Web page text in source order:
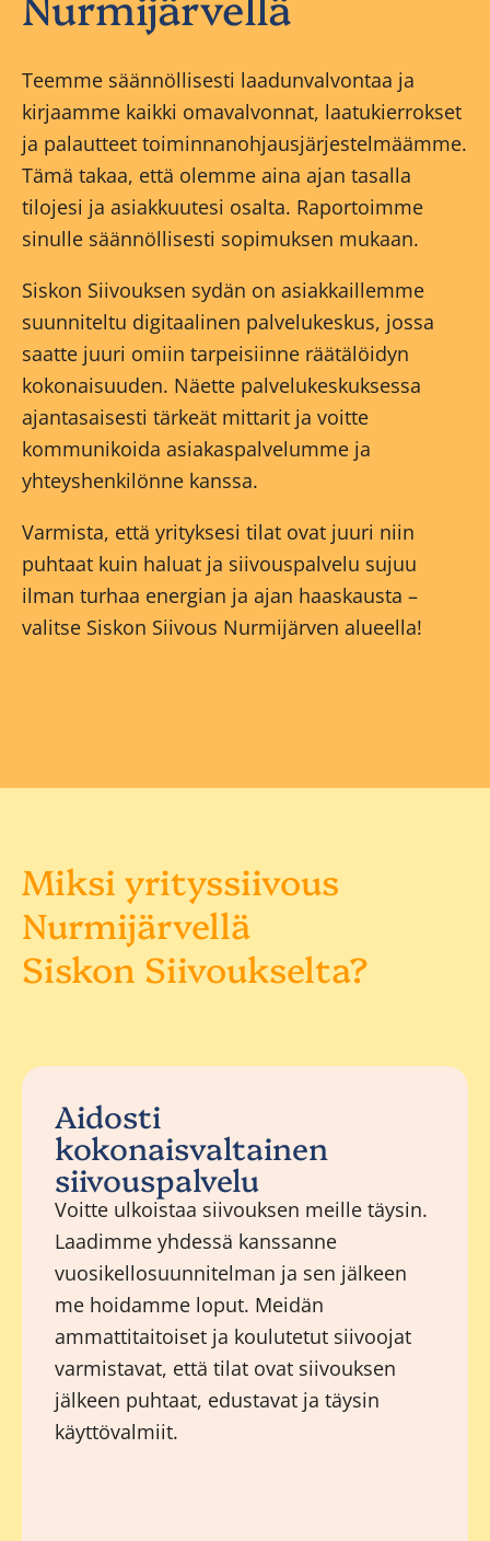
Teemme säännöllisesti laadunvalvontaa ja
kirjaamme kaikki omavalvonnat, laatukierrokset
ja palautteet toiminnanohjausjärjestelmäämme.
Tämä takaa, että olemme aina ajan tasalla
tilojesi ja asiakkuutesi osalta. Raportoimme
sinulle säännöllisesti sopimuksen mukaan.
Siskon Siivouksen sydän on asiakkaillemme
suunniteltu digitaalinen palvelukeskus, jossa
saatte juuri omiin tarpeisiinne räätälöidyn
kokonaisuuden. Näette palvelukeskuksessa
ajantasaisesti tärkeät mittarit ja voitte
kommunikoida asiakaspalvelumme ja
yhteyshenkilönne kanssa.
Varmista, että yrityksesi tilat ovat juuri niin
puhtaat kuin haluat ja siivouspalvelu sujuu
ilman turhaa energian ja ajan haaskausta –
valitse Siskon Siivous Nurmijärven alueella!
Miksi yrityssiivous
Nurmijärvellä
Siskon Siivoukselta?
Aidosti
kokonaisvaltainen
siivouspalvelu
Voitte ulkoistaa siivouksen meille täysin.
Laadimme yhdessä kanssanne
vuosikellosuunnitelman ja sen jälkeen
me hoidamme loput. Meidän
ammattitaitoiset ja koulutetut siivoojat
varmistavat, että tilat ovat siivouksen
jälkeen puhtaat, edustavat ja täysin
käyttövalmiit.